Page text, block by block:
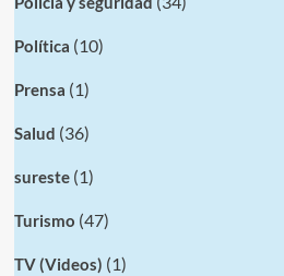
Política (10)
Prensa (1)
Salud (36)
sureste(1)
Turismo (47)
TV (Videos) (1)